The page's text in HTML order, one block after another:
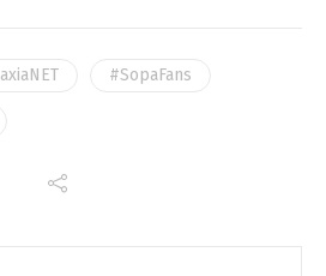
#SopaFans